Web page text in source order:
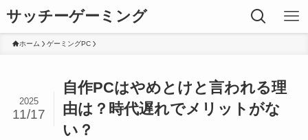
サッチーゲーミング
ホーム ゲーミングPC
自作PCはやめとけと言われる理
由は？時代遅れでメリットがな
い？
2025
11/17